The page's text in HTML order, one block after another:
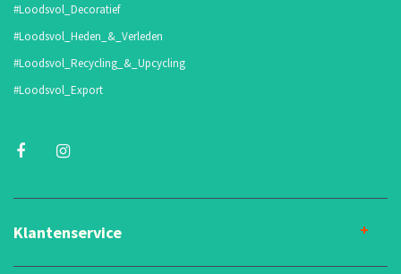
#Loodsvol_Decoratief
#Loodsvol_Heden_&_Verleden
#Loodsvol_Recycling_&_Upcycling
#Loodsvol_Export
Klantenservice